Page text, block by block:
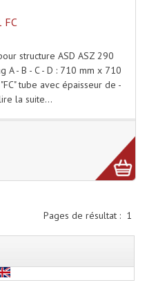
FC
structure ASD ASZ 290
A - B - C - D : 710 mm x 710
tube avec épaisseur de -
la suite...
Pages de résultat : 1